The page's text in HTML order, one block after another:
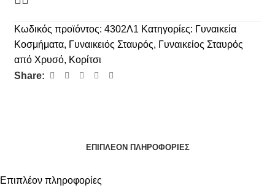
Κωδικός προϊόντος: 4302Λ1 Κατηγορίες: Γυναικεία
Κοσμήματα, Γυναικειός Σταυρός, Γυναικείος Σταυρός
από Χρυσό, Κορίτσι
Share:
ΕΠΙΠΛΈΟΝ ΠΛΗΡΟΦΟΡΊΕΣ
Επιπλέον πληροφορίες